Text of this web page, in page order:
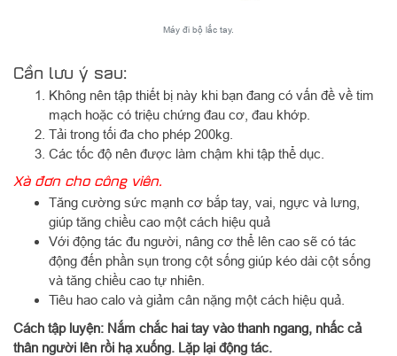
Máy đi bộ lắc tay.
Cần lưu ý sau:
Không nên tập thiết bị này khi bạn đang có vấn đề về tim
mạch hoặc có triệu chứng đau cơ, đau khớp.
Tải trong tối đa cho phép 200kg.
Các tốc độ nên được làm chậm khi tập thể dục.
Xà đơn cho công viên.
Tăng cường sức mạnh cơ bắp tay, vai, ngực và lưng,
giúp tăng chiều cao một cách hiệu quả
Với động tác đu người, nâng cơ thể lên cao sẽ có tác
động đến phần sụn trong cột sống giúp kéo dài cột sống
và tăng chiều cao tự nhiên.
Tiêu hao calo và giảm cân nặng một cách hiệu quả.
Cách tập luyện: Nắm chắc hai tay vào thanh ngang, nhấc cả
thân người lên rồi hạ xuống. Lặp lại động tác.